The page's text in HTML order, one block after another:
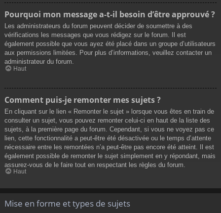
Pourquoi mon message a-t-il besoin d’être approuvé ?
Les administrateurs du forum peuvent décider de soumettre à des
vérifications les messages que vous rédigez sur le forum. Il est
également possible que vous ayez été placé dans un groupe d’utilisateurs
aux permissions limitées. Pour plus d’informations, veuillez contacter un
administrateur du forum.
Haut
Comment puis-je remonter mes sujets ?
En cliquant sur le lien « Remonter le sujet » lorsque vous êtes en train de
consulter un sujet, vous pouvez remonter celui-ci en haut de la liste des
sujets, à la première page du forum. Cependant, si vous ne voyez pas ce
lien, cette fonctionnalité a peut-être été désactivée ou le temps d’attente
nécessaire entre les remontées n’a peut-être pas encore été atteint. Il est
également possible de remonter le sujet simplement en y répondant, mais
assurez-vous de le faire tout en respectant les règles du forum.
Haut
Mise en forme et types de sujets